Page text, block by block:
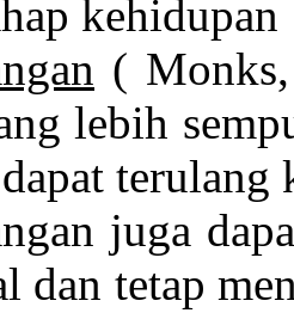
kehidupan
(
lebih
terulang
juga
dan tetap